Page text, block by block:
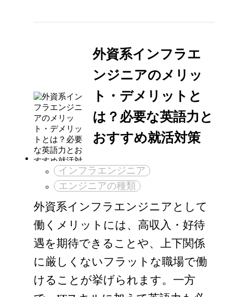
外資系インフラエ
ンジニアのメリッ
ト・デメリットと
は？必要な英語力と
おすすめ就活対策
インフラエンジニア
エンジニアの種類
外資系インフラエンジニアとして
働くメリットには、高収入・好待
遇を期待できることや、上下関係
に厳しくないフラットな職場で働
けることが挙げられます。一方